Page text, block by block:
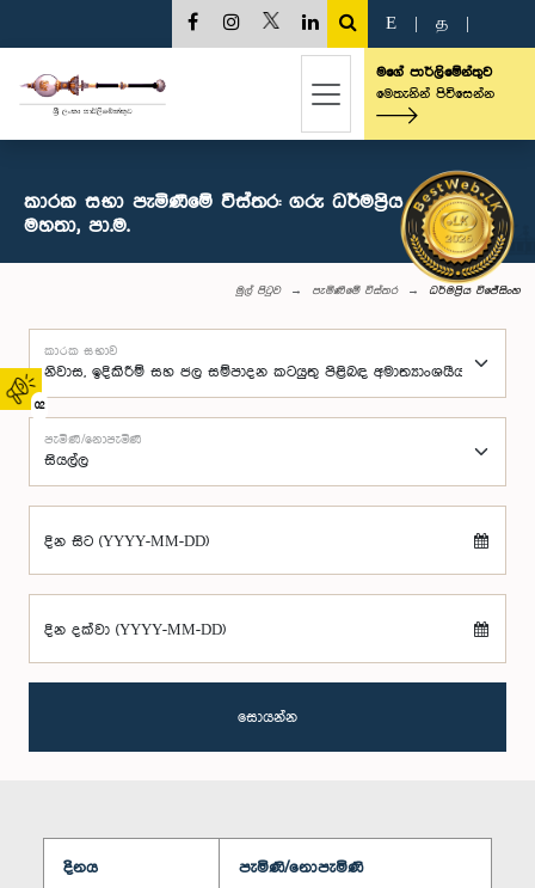
02
E த
මගේ පාර්ලිමේන්තුව
මෙතැනින් පිවිසෙන්න
කාරක සභා පැමිණීමේ විස්තර: ගරු ධර්මප්‍රිය විජේසිංහ
මහතා, පා.ම.
මුල් පිටුව පැමිණීමේ විස්තර ධර්මප්‍රිය විජේසිංහ
කාරක සභාව
පැමිණි/නොපැමිණි
දින සිට (YYYY-MM-DD)
දින දක්වා (YYYY-MM-DD)
සොයන්න
දිනය පැමිණි/නොපැමිණි